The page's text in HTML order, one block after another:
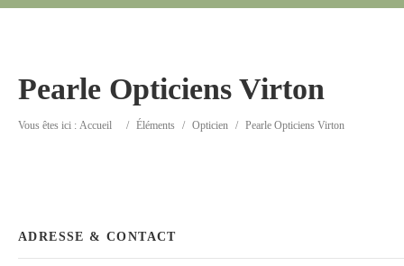
Catégorie
Pearle Opticiens Virton
Vous êtes ici : Accueil / Éléments / Opticien / Pearle Opticiens Virton
ADRESSE & CONTACT